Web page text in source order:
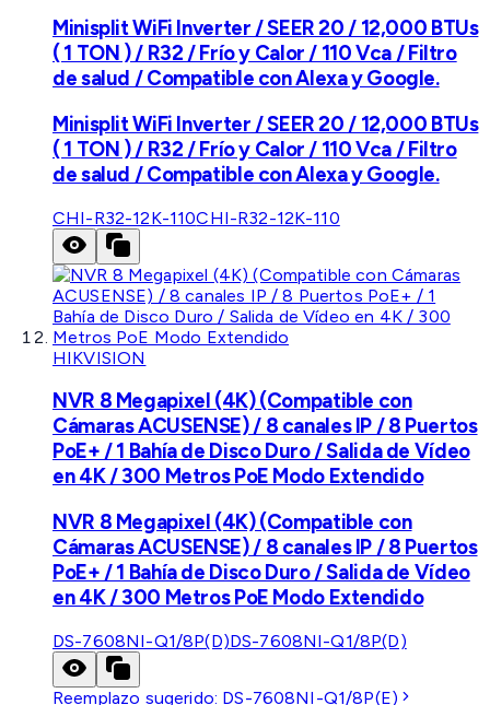
Minisplit WiFi Inverter / SEER 20 / 12,000 BTUs
( 1 TON ) / R32 / Frío y Calor / 110 Vca / Filtro
de salud / Compatible con Alexa y Google.
Minisplit WiFi Inverter / SEER 20 / 12,000 BTUs
( 1 TON ) / R32 / Frío y Calor / 110 Vca / Filtro
de salud / Compatible con Alexa y Google.
CHI-R32-12K-110CHI-R32-12K-110
HIKVISION
NVR 8 Megapixel (4K) (Compatible con
Cámaras ACUSENSE) / 8 canales IP / 8 Puertos
PoE+ / 1 Bahía de Disco Duro / Salida de Vídeo
en 4K / 300 Metros PoE Modo Extendido
NVR 8 Megapixel (4K) (Compatible con
Cámaras ACUSENSE) / 8 canales IP / 8 Puertos
PoE+ / 1 Bahía de Disco Duro / Salida de Vídeo
en 4K / 300 Metros PoE Modo Extendido
DS-7608NI-Q1/8P(D)DS-7608NI-Q1/8P(D)
Reemplazo sugerido: DS-7608NI-Q1/8P(E)